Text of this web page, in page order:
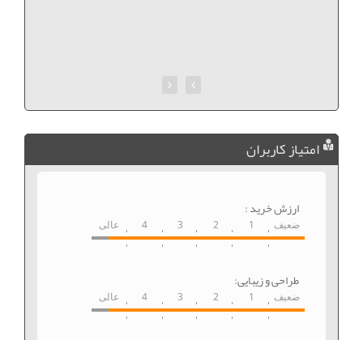
امتیاز کاربران
ارزش خرید :
ضعیف 1
2
3
4 عالی
طراحی و زیبایی:
ضعیف 1
2
3
4 عالی